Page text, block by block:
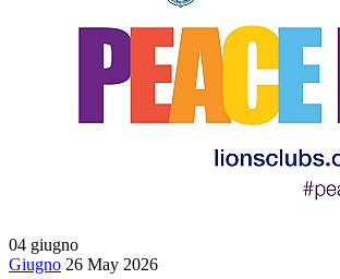
04 giugno
Giugno 26 May 2026